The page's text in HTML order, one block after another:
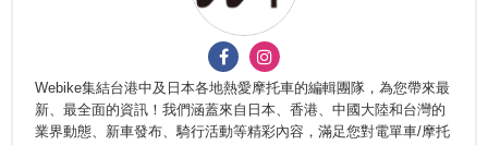
Webike集結台港中及日本各地熱愛摩托車的編輯團隊，為您帶來最
新、最全面的資訊！我們涵蓋來自日本、香港、中國大陸和台灣的
業界動態、新車發布、騎行活動等精彩內容，滿足您對電單車/摩托